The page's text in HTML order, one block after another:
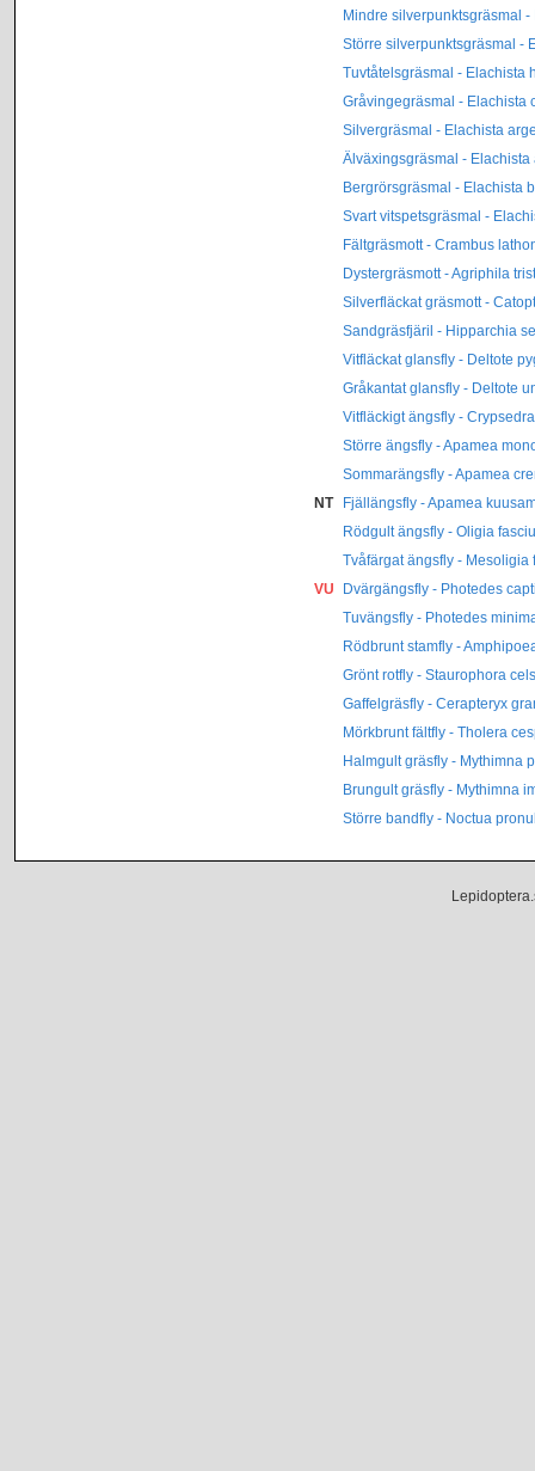
Mindre silverpunktsgräsmal
Större silverpunktsgräsmal -
Tuvtåtelsgräsmal - Elachista
Gråvingegräsmal - Elachista
Silvergräsmal - Elachista
Älväxingsgräsmal - Elachista
Bergrörsgräsmal - Elachista
Svart vitspetsgräsmal -
Fältgräsmott - Crambus
Dystergräsmott - Agriphila
Silverfläckat gräsmott -
Sandgräsfjäril - Hipparchia
Vitfläckat glansfly - Deltote
Gråkantat glansfly - Deltote
Vitfläckigt ängsfly -
Större ängsfly - Apamea
Sommarängsfly - Apamea
NT
Fjällängsfly - Apamea
Rödgult ängsfly - Oligia
Tvåfärgat ängsfly - Mesoligia
VU
Dvärgängsfly - Photedes
Tuvängsfly - Photedes
Rödbrunt stamfly -
Grönt rotfly - Staurophora
Gaffelgräsfly - Cerapteryx
Mörkbrunt fältfly - Tholera
Halmgult gräsfly - Mythimna
Brungult gräsfly - Mythimna
Större bandfly - Noctua